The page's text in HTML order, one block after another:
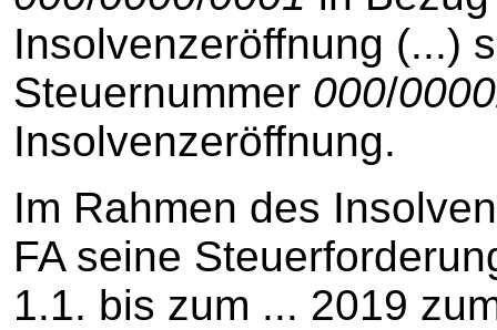
Insolvenzeröffnung (...)
Steuernummer 000/0000
Insolvenzeröffnung.
Im Rahmen des
FA seine
1.1. bis zum ... 2019